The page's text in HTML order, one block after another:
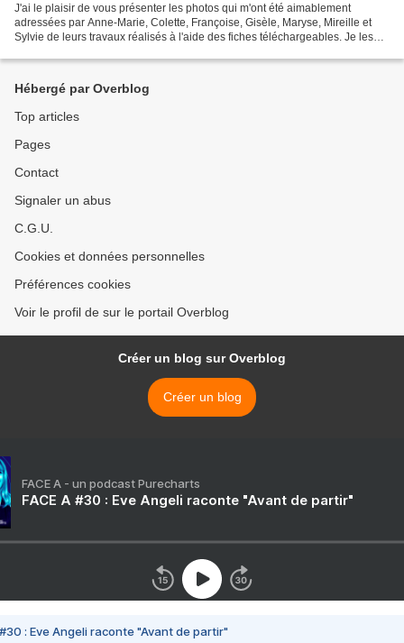
J'ai le plaisir de vous présenter les photos qui m'ont été aimablement
adressées par Anne-Marie, Colette, Françoise, Gisèle, Maryse, Mireille et
Sylvie de leurs travaux réalisés à l'aide des fiches téléchargeables. Je les
Hébergé par Overblog
Top articles
Pages
Contact
Signaler un abus
C.G.U.
Cookies et données personnelles
Préférences cookies
Voir le profil de sur le portail Overblog
Créer un blog sur Overblog
Créer un blog
FACE A - un podcast Purecharts
FACE A #30 : Eve Angeli raconte "Avant de partir"
#30 : Eve Angeli raconte "Avant de partir"